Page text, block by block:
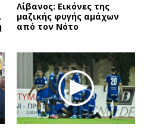
Λίβανος: Εικόνες της
μαζικής φυγής αμάχων
από τον Νότο